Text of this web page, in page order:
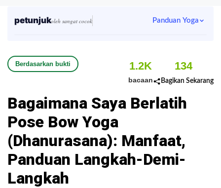
petunjukoleh sangat cocok Panduan Yoga
Berdasarkan bukti 1.2K
bacaan
134
Bagikan Sekarang
Bagaimana Saya Berlatih
Pose Bow Yoga
(Dhanurasana): Manfaat,
Panduan Langkah-Demi-
Langkah